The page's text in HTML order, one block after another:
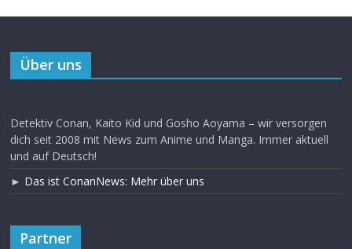
Über uns
Detektiv Conan, Kaito Kid und Gosho Aoyama – wir versorgen
dich seit 2008 mit News zum Anime und Manga. Immer aktuell
und auf Deutsch!
► Das ist ConanNews: Mehr über uns
Partner